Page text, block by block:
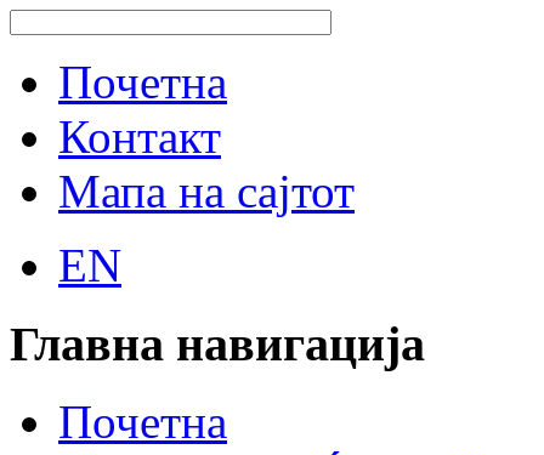
Почетна
Контакт
Мапа на сајтот
EN
Главна навигација
Почетна